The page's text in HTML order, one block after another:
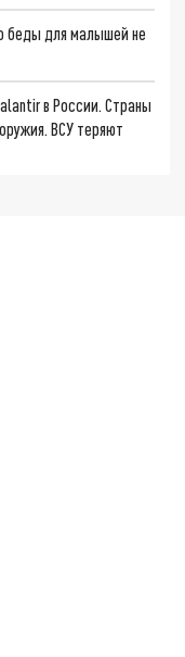
беды для малышей не
в России. Страны
ВСУ теряют